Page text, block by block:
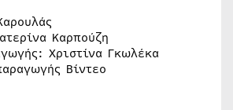
Καρπούζη
Χριστίνα Γκωλέκα
Βίντεο